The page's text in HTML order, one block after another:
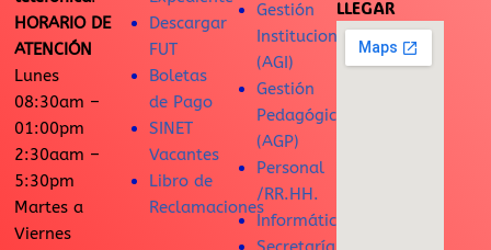
HORARIO DE
ATENCIÓN
Lunes
08:30am –
01:00pm
2:30aam –
5:30pm
Martes a
Viernes
Descargar
FUT
Boletas
de Pago
SINET
Vacantes
Libro de
Reclamaciones
Gestión
Institucional
(AGI)
Gestión
Pedagógica
(AGP)
Personal
/RR.HH.
Informática
LLEGAR